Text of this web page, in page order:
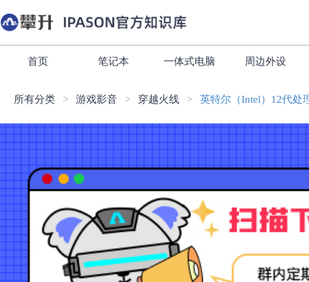
首页 笔记本 一体式电脑 周边外设
所有分类 游戏影音 穿越火线